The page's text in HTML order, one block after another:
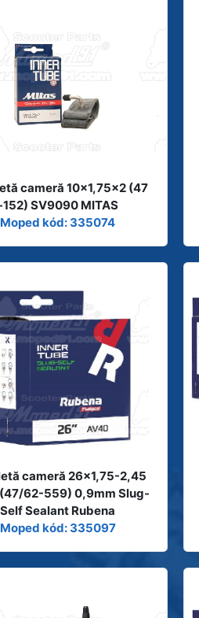
cameră 10x1,75x2 (47
SV9090 MITAS
Moped kód: 335074
cameră 26x1,75-2,45
62-559) 0,9mm Slug-
Self Sealant Rubena
Moped kód: 335097